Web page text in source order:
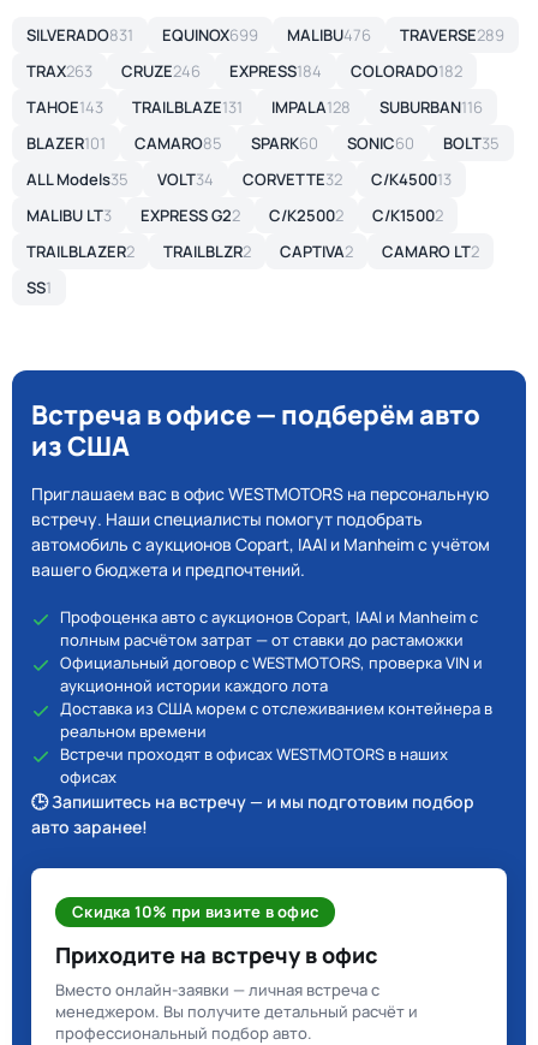
SILVERADO831 EQUINOX699 MALIBU476 TRAVERSE289
TRAX263 CRUZE246 EXPRESS184 COLORADO182
TAHOE143 TRAILBLAZE131 IMPALA128 SUBURBAN116
BLAZER101 CAMARO85 SPARK60 SONIC60 BOLT35
ALL Models35 VOLT34 CORVETTE32 C/K450013
MALIBU LT3 EXPRESS G22 C/K25002 C/K15002
TRAILBLAZER2 TRAILBLZR2 CAPTIVA2 CAMARO LT2
SS1
Встреча в офисе — подберём авто
из США
Приглашаем вас в офис WESTMOTORS на персональную
встречу. Наши специалисты помогут подобрать
автомобиль с аукционов Copart, IAAI и Manheim с учётом
вашего бюджета и предпочтений.
Профоценка авто с аукционов Copart, IAAI и Manheim с
полным расчётом затрат — от ставки до растаможки
Официальный договор с WESTMOTORS, проверка VIN и
аукционной истории каждого лота
Доставка из США морем с отслеживанием контейнера в
реальном времени
Встречи проходят в офисах WESTMOTORS в наших
офисах
🕒 Запишитесь на встречу — и мы подготовим подбор
авто заранее!
Скидка 10% при визите в офис
Приходите на встречу в офис
Вместо онлайн-заявки — личная встреча с
менеджером. Вы получите детальный расчёт и
профессиональный подбор авто.